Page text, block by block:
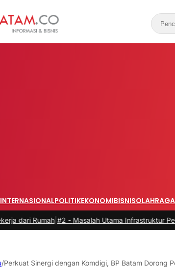
INTERNASIONALPOLITIKEKONOMIBISNISOLAHRAGA
-Masalah Utama Infrastruktur Pengisian Daya
/Perkuat Sinergi dengan Komdigi, BP Batam Dorong